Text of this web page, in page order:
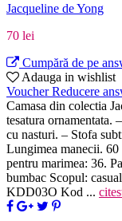
Jacqueline de Yong
70 lei
Cumpără de pe
Adauga in wishlist
Voucher Reducere
Camasa din colectia
tesatura ornamentata.
cu nasturi. – Stofa
Lungimea manecii.
pentru marimea: 36.
bumbac Scopul:
KDD03O Kod ...